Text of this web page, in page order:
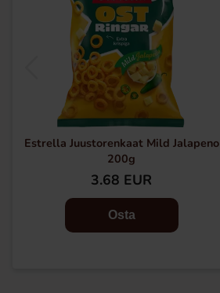
Estrella Juustorenkaat Mild Jalapeno
200g
3.68 EUR
Osta